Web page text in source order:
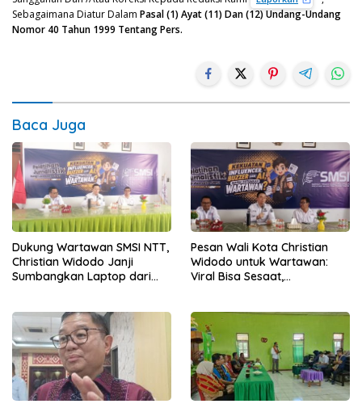
Sebagaimana Diatur Dalam Pasal (1) Ayat (11) Dan (12) Undang-Undang
Nomor 40 Tahun 1999 Tentang Pers.
Baca Juga
Dukung Wartawan SMSI NTT,
Christian Widodo Janji
Sumbangkan Laptop dari
Pesan Wali Kota Christian
Widodo untuk Wartawan:
Viral Bisa Sesaat,